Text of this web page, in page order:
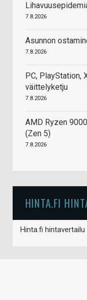
7.8.2026
Asunnon
7.8.2026
PC, PlayStation,
väittelyketju
7.8.2026
AMD Ryzen
(Zen 5)
7.8.2026
HINTA.FI
Hinta.fi hintavertailu